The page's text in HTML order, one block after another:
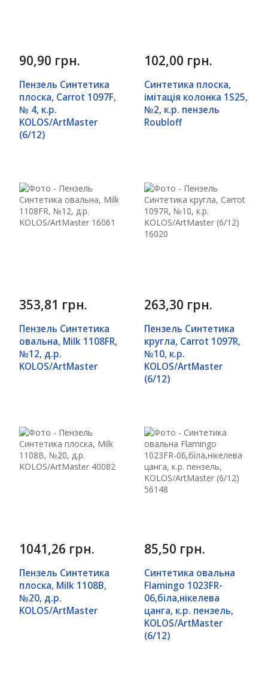
90,90 грн.
Пензель Синтетика
плоска, Carrot 1097F,
№ 4, к.р.
KOLOS/ArtMaster
(6/12)
102,00 грн.
Синтетика плоска,
імітація колонка 1S25,
№2, к.р. пензель
Roubloff
353,81 грн.
Пензель Синтетика
овальна, Milk 1108FR,
№12, д.р.
KOLOS/ArtMaster
263,30 грн.
Пензель Синтетика
кругла, Carrot 1097R,
№10, к.р.
KOLOS/ArtMaster
(6/12)
1041,26 грн.
Пензель Синтетика
плоска, Milk 1108B,
№20, д.р.
KOLOS/ArtMaster
85,50 грн.
Синтетика овальна
Flamingo 1023FR-
06,біла,нікелева
цанга, к.р. пензель,
KOLOS/ArtMaster
(6/12)